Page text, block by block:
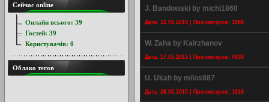
J. Bandowski by michi1860
Дата: 12.05.2015 | Просмотров: 1968
W. Zaha by Kairzhanov
Дата: 17.05.2015 | Просмотров: 4630
U. Ukah by milos987
Дата: 28.05.2015 | Просмотров: 1818
Сейчас online
Онлайн всього: 39
Гостей: 39
Користувачів: 0
Облако тегов